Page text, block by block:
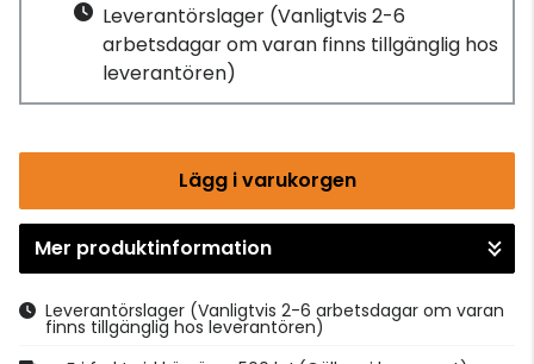
Leverantörslager (Vanligtvis 2-6
arbetsdagar om varan finns tillgänglig hos
leverantören)
Lägg i varukorgen
Gå till kassan
Mer produktinformation
Leverantörslager (Vanligtvis 2-6 arbetsdagar om varan
finns tillgänglig hos leverantören)